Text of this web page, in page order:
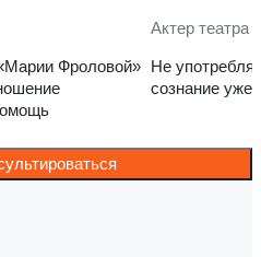
Фроловой»
Актер театра
Не
сознание уже